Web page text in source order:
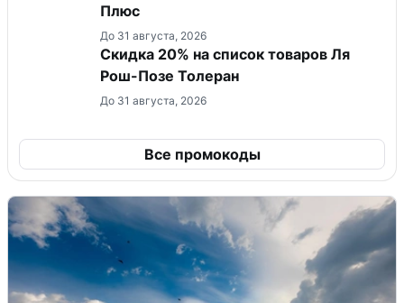
Плюс
До 31 августа, 2026
Скидка 20% на список товаров Ля
Рош-Позе Толеран
До 31 августа, 2026
Все промокоды